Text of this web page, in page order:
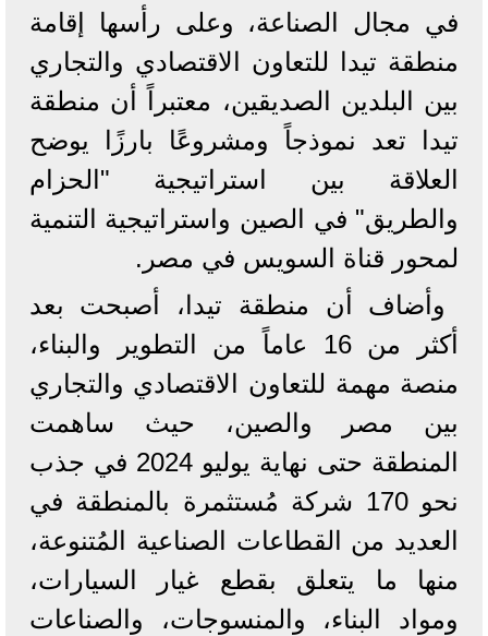
في مجال الصناعة، وعلى رأسها إقامة
منطقة تيدا للتعاون الاقتصادي والتجاري
بين البلدين الصديقين، معتبراً أن منطقة
تيدا تعد نموذجاً ومشروعًا بارزًا يوضح
العلاقة بين استراتيجية "الحزام
والطريق" في الصين واستراتيجية التنمية
لمحور قناة السويس في مصر.
وأضاف أن منطقة تيدا، أصبحت بعد
أكثر من 16 عاماً من التطوير والبناء،
منصة مهمة للتعاون الاقتصادي والتجاري
بين مصر والصين، حيث ساهمت
المنطقة حتى نهاية يوليو 2024 في جذب
نحو 170 شركة مُستثمرة بالمنطقة في
العديد من القطاعات الصناعية المُتنوعة،
منها ما يتعلق بقطع غيار السيارات،
ومواد البناء، والمنسوجات، والصناعات